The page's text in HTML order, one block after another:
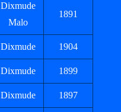
Dixmude
Malo
1891
Dixmude 1904
Dixmude 1899
Dixmude 1897